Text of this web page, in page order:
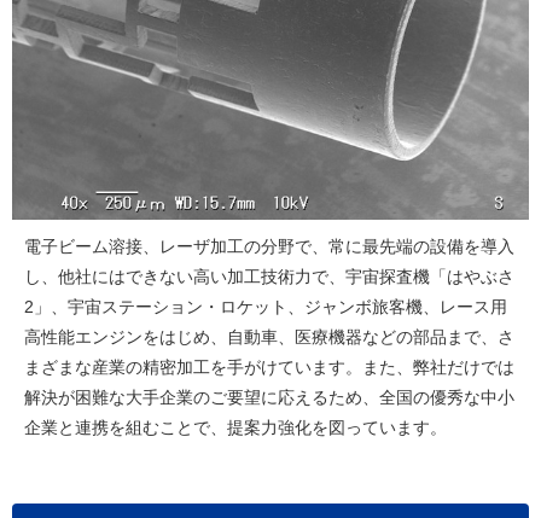
電子ビーム溶接、レーザ加工の分野で、常に最先端の設備を導入
し、他社にはできない高い加工技術力で、宇宙探査機「はやぶさ
2」、宇宙ステーション・ロケット、ジャンボ旅客機、レース用
高性能エンジンをはじめ、自動車、医療機器などの部品まで、さ
まざまな産業の精密加工を手がけています。また、弊社だけでは
解決が困難な大手企業のご要望に応えるため、全国の優秀な中小
企業と連携を組むことで、提案力強化を図っています。